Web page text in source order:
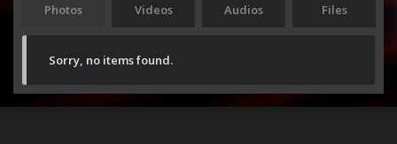
Photos Videos Audios Files
Sorry, no items found.